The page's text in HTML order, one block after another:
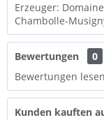
Erzeuger:
Chambolle-
Bewertungen
0
Bewertungen
Kunden kauften